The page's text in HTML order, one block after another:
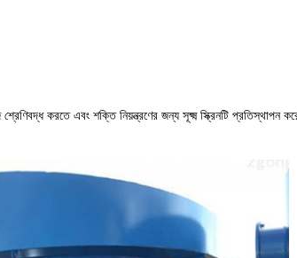
করতে এবং শক্তি নিয়ন্ত্রণের জন্য সূক্ষ্ম স্ক্রিনটি প্রতিস্থাপন